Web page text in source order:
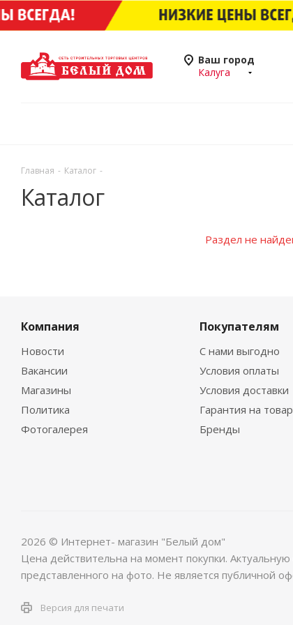
Ваш город
Калуга
Главная - Каталог -
Каталог
Раздел не
Компания
Новости
Вакансии
Магазины
Политика
Фотогалерея
Покупателям
С нами выгодно
Условия оплаты
Условия доставки
Гарантия на товар
Бренды
2026 © Интернет- магазин "Белый дом"
Цена действительна на момент покупки.
представленного на фото. Не является публичной
Версия для печати